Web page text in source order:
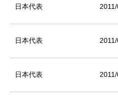
日本代表
日本代表
日本代表